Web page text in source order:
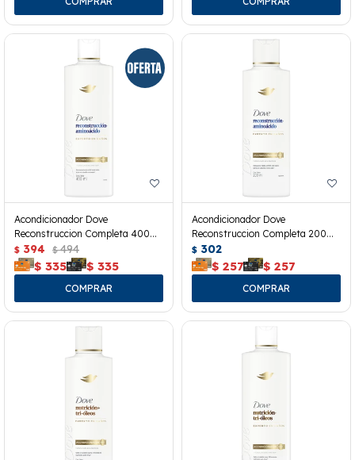
Acondicionador Dove
Reconstruccion Completa 400
Ml.
$ 394 $ 494
$ 335 $ 335
Acondicionador Dove
Reconstruccion Completa 200
Ml.
$ 302
$ 257 $ 257